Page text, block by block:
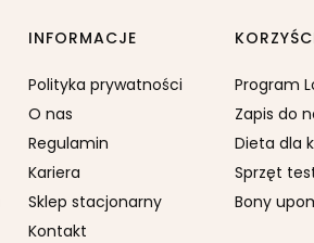
INFORMACJE
Polityka prywatności
O nas
Regulamin
Kariera
Sklep stacjonarny
Kontakt
Program
Zapis do
Dieta dla
Sprzęt
Bony